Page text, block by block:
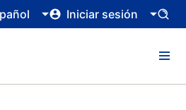
Iniciar sesión